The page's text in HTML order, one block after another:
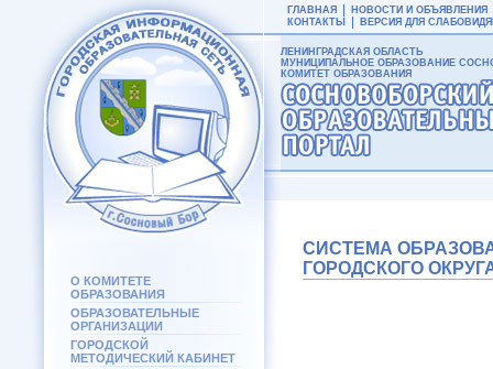
О КОМИТЕТЕ
ОБРАЗОВАНИЯ
ОБРАЗОВАТЕЛЬНЫЕ
ОРГАНИЗАЦИИ
ГОРОДСКОЙ
МЕТОДИЧЕСКИЙ КАБИНЕТ
ГЛАВНАЯ
НОВОСТИ И ОБЪЯВЛЕНИЯ
КОНТАКТЫ
ВЕРСИЯ ДЛЯ
ЛЕНИНГРАДСКАЯ ОБЛАСТЬ
МУНИЦИПАЛЬНОЕ ОБРАЗОВАНИЕ
КОМИТЕТ ОБРАЗОВАНИЯ
СИСТЕМА
ГОРОДСКОГО